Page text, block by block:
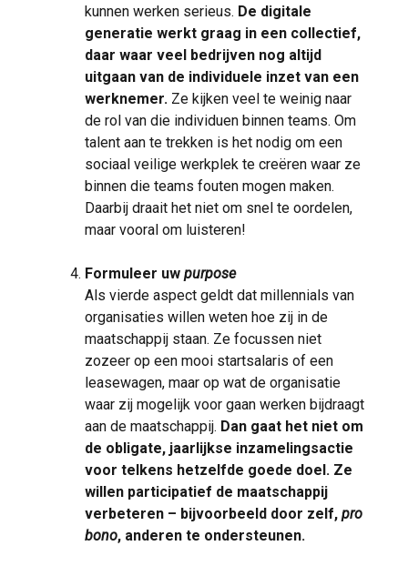
kunnen werken serieus. De digitale
generatie werkt graag in een collectief,
daar waar veel bedrijven nog altijd
uitgaan van de individuele inzet van een
werknemer. Ze kijken veel te weinig naar
de rol van die individuen binnen teams. Om
talent aan te trekken is het nodig om een
sociaal veilige werkplek te creëren waar ze
binnen die teams fouten mogen maken.
Daarbij draait het niet om snel te oordelen,
maar vooral om luisteren!
Formuleer uw purpose
Als vierde aspect geldt dat millennials van
organisaties willen weten hoe zij in de
maatschappij staan. Ze focussen niet
zozeer op een mooi startsalaris of een
leasewagen, maar op wat de organisatie
waar zij mogelijk voor gaan werken bijdraagt
aan de maatschappij. Dan gaat het niet om
de obligate, jaarlijkse inzamelingsactie
voor telkens hetzelfde goede doel. Ze
willen participatief de maatschappij
verbeteren – bijvoorbeeld door zelf, pro
bono, anderen te ondersteunen.